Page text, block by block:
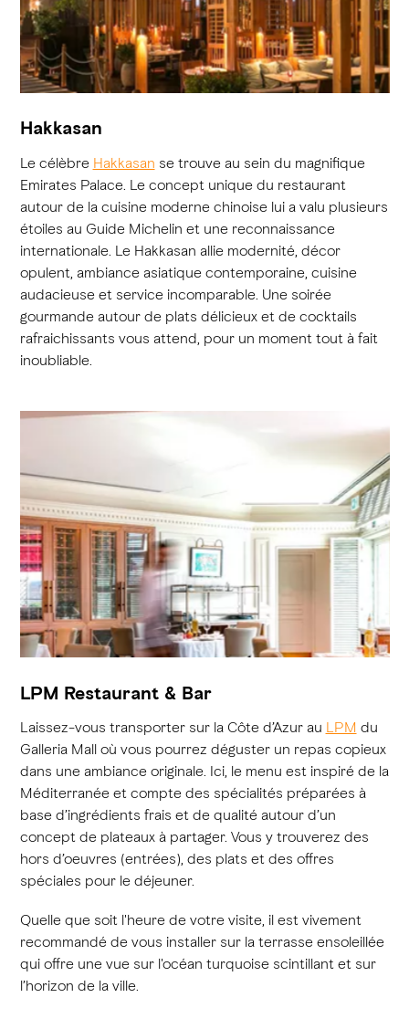
Hakkasan
Le célèbre Hakkasan se trouve au sein du magnifique
Emirates Palace. Le concept unique du restaurant
autour de la cuisine moderne chinoise lui a valu plusieurs
étoiles au Guide Michelin et une reconnaissance
internationale. Le Hakkasan allie modernité, décor
opulent, ambiance asiatique contemporaine, cuisine
audacieuse et service incomparable. Une soirée
gourmande autour de plats délicieux et de cocktails
rafraichissants vous attend, pour un moment tout à fait
inoubliable.
LPM Restaurant & Bar
Laissez-vous transporter sur la Côte d’Azur au LPM du
Galleria Mall où vous pourrez déguster un repas copieux
dans une ambiance originale. Ici, le menu est inspiré de la
Méditerranée et compte des spécialités préparées à
base d’ingrédients frais et de qualité autour d’un
concept de plateaux à partager. Vous y trouverez des
hors d’oeuvres (entrées), des plats et des offres
spéciales pour le déjeuner.
Quelle que soit l'heure de votre visite, il est vivement
recommandé de vous installer sur la terrasse ensoleillée
qui offre une vue sur l'océan turquoise scintillant et sur
l’horizon de la ville.